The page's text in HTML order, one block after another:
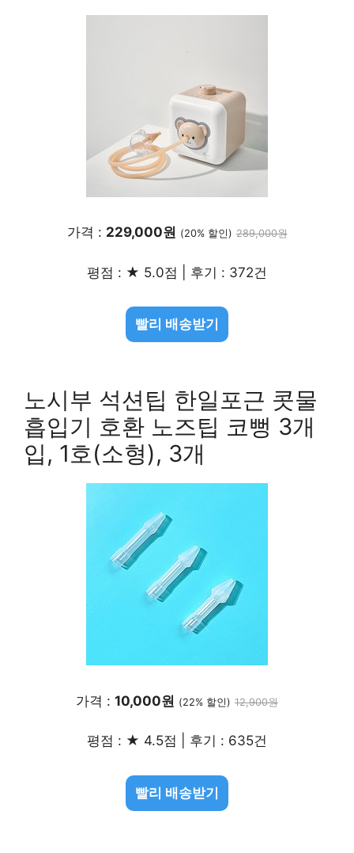
가격 : 229,000원 (20% 할인) 289,000원
평점 : ★ 5.0점 | 후기 : 372건
빨리 배송받기
노시부 석션팁 한일포근 콧물
흡입기 호환 노즈팁 코뻥 3개
입, 1호(소형), 3개
가격 : 10,000원 (22% 할인) 12,900원
평점 : ★ 4.5점 | 후기 : 635건
빨리 배송받기